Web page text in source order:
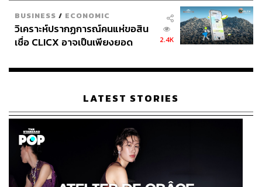
BUSINESS / ECONOMIC
วิเคราะห์ปรากฏการณ์คนแห่ขอสิน
เชื่อ CLICX อาจเป็นเพียงยอด
เรือนไทยที่ถูกซุกไว้
2.4K
LATEST STORIES